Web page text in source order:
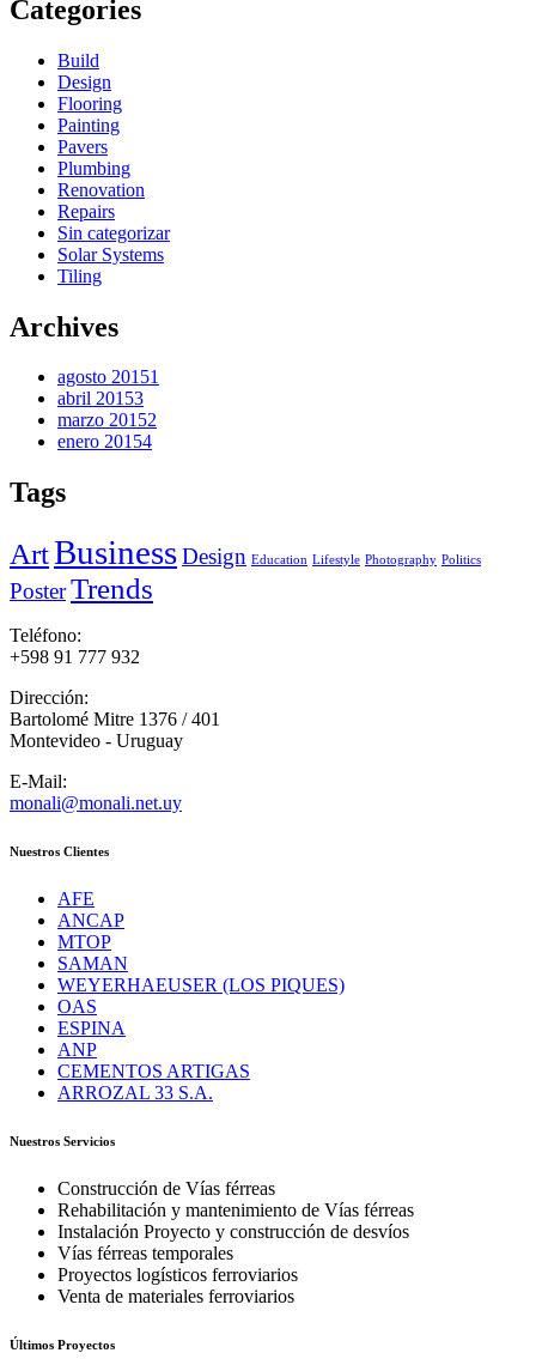
Categories
Build
Design
Flooring
Painting
Pavers
Plumbing
Renovation
Repairs
Sin categorizar
Solar Systems
Tiling
Archives
agosto 20151
abril 20153
marzo 20152
enero 20154
Tags
ArtBusinessDesign Education Lifestyle Photography Politics
PosterTrends
Teléfono:
+598 91 777 932
Dirección:
Bartolomé Mitre 1376 / 401
Montevideo - Uruguay
E-Mail:
monali@monali.net.uy
Nuestros Clientes
AFE
ANCAP
MTOP
SAMAN
WEYERHAEUSER (LOS PIQUES)
OAS
ESPINA
ANP
CEMENTOS ARTIGAS
ARROZAL 33 S.A.
Nuestros Servicios
Construcción de Vías férreas
Rehabilitación y mantenimiento de Vías férreas
Instalación Proyecto y construcción de desvíos
Vías férreas temporales
Proyectos logísticos ferroviarios
Venta de materiales ferroviarios
Últimos Proyectos